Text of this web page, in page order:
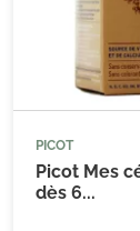

PICOT
Picot Mes
dès 6...